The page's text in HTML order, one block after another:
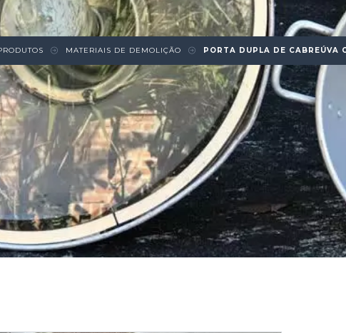
MATERIAIS DE DEMOLIÇÃO PORTA DUPLA DE CABREÚVA